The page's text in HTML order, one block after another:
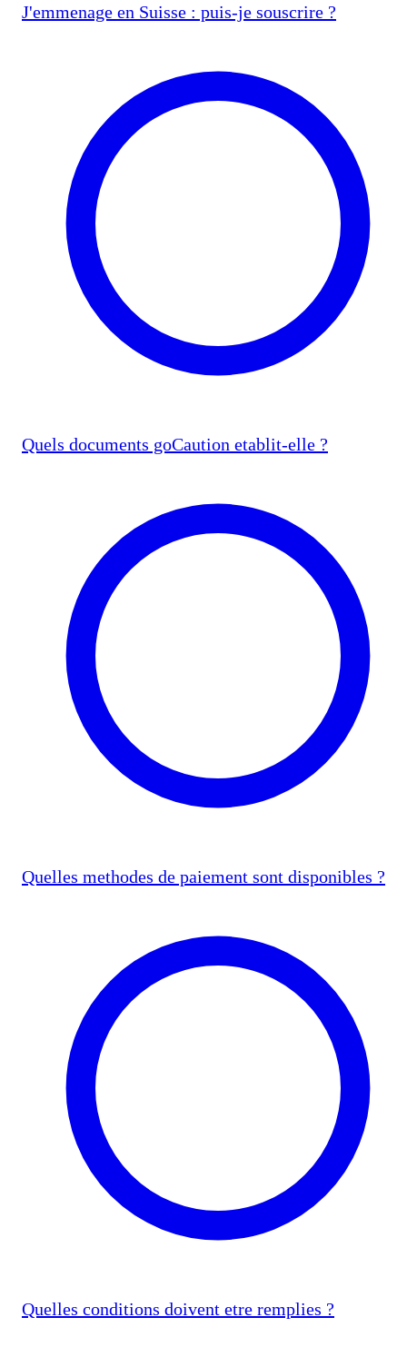
J'emmenage en Suisse : puis-je souscrire ?
Quels documents goCaution etablit-elle ?
Quelles methodes de paiement sont disponibles ?
Quelles conditions doivent etre remplies ?